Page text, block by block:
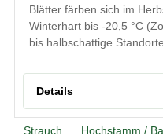
Blüte
Gelbgrün
Blütezeit
Mai
Rinde
Rotbraun
Wurzeln
Boden
Keine
Blätter färben sich im
Winterhart bis -20,5 °C
bis halbschattige
Details
Strauch Hochstamm /